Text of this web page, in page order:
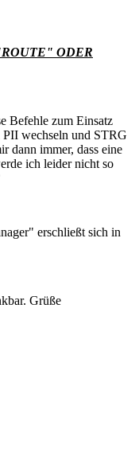
ODER
Befehle zum Einsatz
wechseln und STRG
dann immer, dass eine
ich leider nicht so
erschließt sich in
Grüße